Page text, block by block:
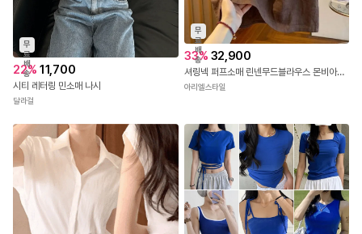
무
료
배
송
22% 11,700
시티 레터링 민소매 나시
달라걸
무
료
배
송
33% 32,900
셔링넥 퍼프소매 린넨무드블라우스 몬비아블라우스
아리엘스타일